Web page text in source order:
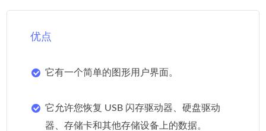
优点
它有一个简单的图形用户界面。
它允许您恢复 USB 闪存驱动器、硬盘驱动
器、存储卡和其他存储设备上的数据。